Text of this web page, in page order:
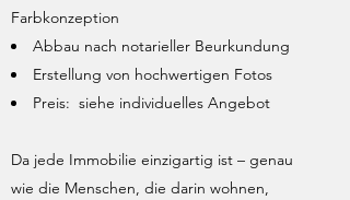
Farbkonzeption
Abbau nach notarieller Beurkundung
Erstellung von hochwertigen Fotos
Preis: siehe individuelles Angebot
Da jede Immobilie einzigartig ist – genau
wie die Menschen, die darin wohnen,